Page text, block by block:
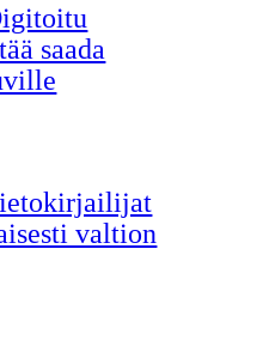
saada
valtion